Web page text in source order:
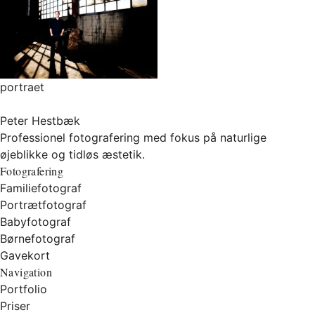
portraet
Peter Hestbæk
Professionel fotografering med fokus på naturlige
øjeblikke og tidløs æstetik.
Fotografering
Familiefotograf
Portrætfotograf
Babyfotograf
Børnefotograf
Gavekort
Navigation
Portfolio
Priser